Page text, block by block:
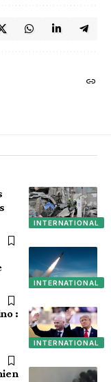
INTERNATIONAL
INTERNATIONAL
INTERNATIONAL
: